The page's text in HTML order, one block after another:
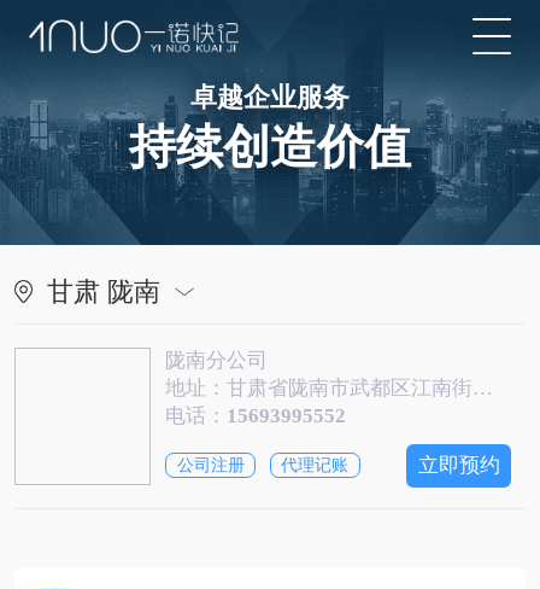
卓越企业服务
持续创造价值
甘肃 陇南
陇南分公司
地址：甘肃省陇南市武都区江南街道长江大道天泽世纪新城A区公建楼4楼401号
电话： 15693995552
公司注册 代理记账 立即预约